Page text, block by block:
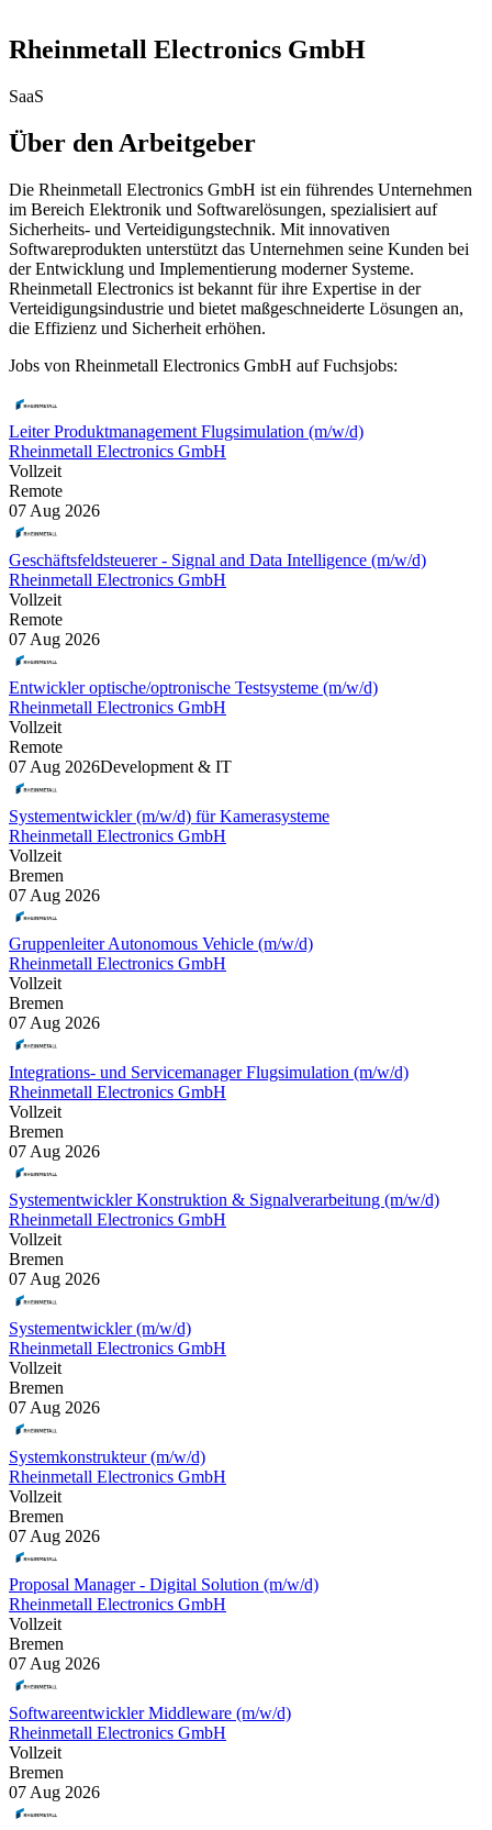
Rheinmetall Electronics GmbH
SaaS
Über den Arbeitgeber
Die Rheinmetall Electronics GmbH ist ein führendes Unternehmen
im Bereich Elektronik und Softwarelösungen, spezialisiert auf
Sicherheits- und Verteidigungstechnik. Mit innovativen
Softwareprodukten unterstützt das Unternehmen seine Kunden bei
der Entwicklung und Implementierung moderner Systeme.
Rheinmetall Electronics ist bekannt für ihre Expertise in der
Verteidigungsindustrie und bietet maßgeschneiderte Lösungen an,
die Effizienz und Sicherheit erhöhen.
Jobs von Rheinmetall Electronics GmbH auf Fuchsjobs:
Leiter Produktmanagement Flugsimulation (m/w/d)
Rheinmetall Electronics GmbH
Vollzeit
Remote
07 Aug 2026
Geschäftsfeldsteuerer - Signal and Data Intelligence (m/w/d)
Rheinmetall Electronics GmbH
Vollzeit
Remote
07 Aug 2026
Entwickler optische/optronische Testsysteme (m/w/d)
Rheinmetall Electronics GmbH
Vollzeit
Remote
07 Aug 2026Development & IT
Systementwickler (m/w/d) für Kamerasysteme
Rheinmetall Electronics GmbH
Vollzeit
Bremen
07 Aug 2026
Gruppenleiter Autonomous Vehicle (m/w/d)
Rheinmetall Electronics GmbH
Vollzeit
Bremen
07 Aug 2026
Integrations- und Servicemanager Flugsimulation (m/w/d)
Rheinmetall Electronics GmbH
Vollzeit
Bremen
07 Aug 2026
Systementwickler Konstruktion & Signalverarbeitung (m/w/d)
Rheinmetall Electronics GmbH
Vollzeit
Bremen
07 Aug 2026
Systementwickler (m/w/d)
Rheinmetall Electronics GmbH
Vollzeit
Bremen
07 Aug 2026
Systemkonstrukteur (m/w/d)
Rheinmetall Electronics GmbH
Vollzeit
Bremen
07 Aug 2026
Proposal Manager - Digital Solution (m/w/d)
Rheinmetall Electronics GmbH
Vollzeit
Bremen
07 Aug 2026
Softwareentwickler Middleware (m/w/d)
Rheinmetall Electronics GmbH
Vollzeit
Bremen
07 Aug 2026